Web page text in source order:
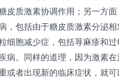
皮质激素协调作用；另一方
，包括由于糖皮质激素分泌相
细胞减少症，包括荨麻疹和
病。同样的道理，因为激素
或者出现新的临床症状，就